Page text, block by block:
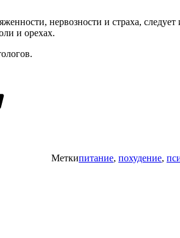
нервозности и страха,
и орехах.
Меткипитание, похудение,